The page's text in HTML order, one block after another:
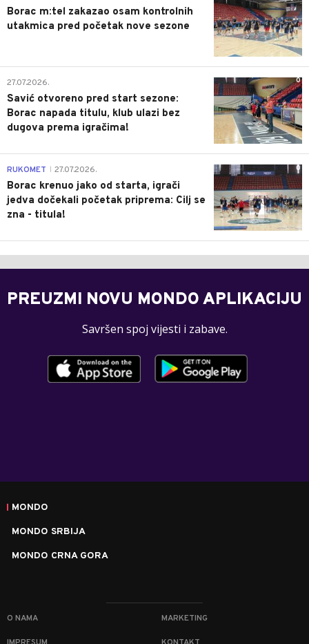
Borac m:tel zakazao osam kontrolnih
utakmica pred početak nove sezone
0
27.07.2026.
Savić otvoreno pred start sezone:
Borac napada titulu, klub ulazi bez
dugova prema igračima!
0
RUKOMET 27.07.2026.
Borac krenuo jako od starta, igrači
jedva dočekali početak priprema: Cilj se
zna - titula!
PREUZMI NOVU MONDO APLIKACIJU
Savršen spoj vijesti i zabave.
MONDO
MONDO SRBIJA
MONDO CRNA GORA
O NAMA MARKETING